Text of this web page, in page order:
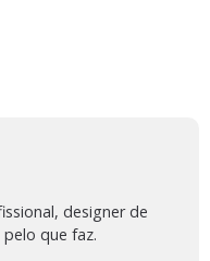
designer de
que faz.